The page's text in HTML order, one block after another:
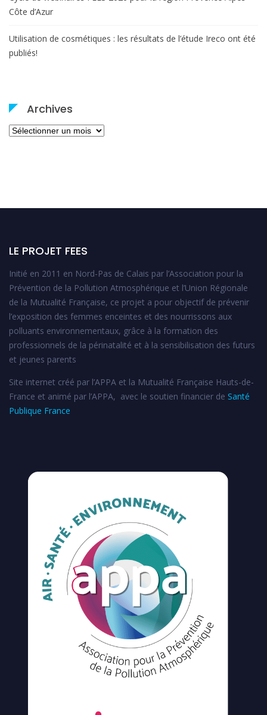
Côte d’Azur
Utilisation de cosmétiques : les résultats de l’étude Ireco ont été
publiés!
Archives
Archives
LE PROJET FEES
Initié en 2011 en Nord-Pas de Calais par l’Association pour la
Prévention de la Pollution Atmosphérique et l’Union Régionale
de la Mutualité Française, ce projet a pour objectif de prévenir
l’exposition des femmes enceintes et des nourrissons aux
polluants environnementaux, grâce à la formation des
professionnels de la périnatalité et à la sensibilisation des futurs
et jeunes parents
Site internet créé par l’APPA et la Mutualité Française Hauts-de-
France et animé par l’APPA, avec le soutien financier de Santé
Publique France